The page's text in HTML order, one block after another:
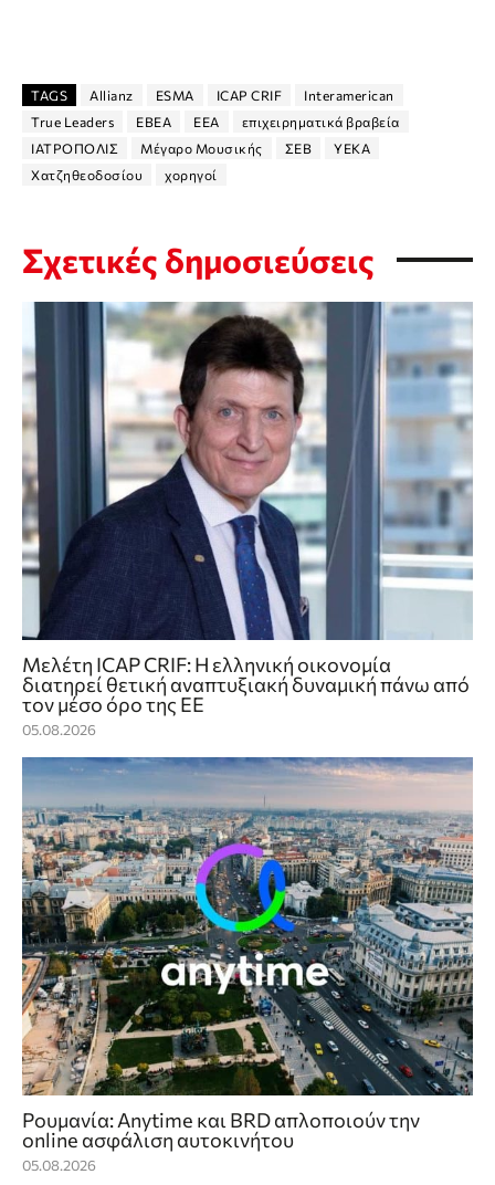
TAGS Allianz ESMA ICAP CRIF
Interamerican
True Leaders
ΕΒΕΑ ΕΕΑ
επιχειρηματικά βραβεία
ΙΑΤΡΟΠΟΛΙΣ
Μέγαρο Μουσικής ΣΕΒ
ΥΕΚΑ
Χατζηθεοδοσίου
χορηγοί
Σχετικές δημοσιεύσεις
Μελέτη ICAP CRIF: Η ελληνική οικονομία
διατηρεί θετική αναπτυξιακή δυναμική πάνω από
τον μέσο όρο της ΕΕ
05.08.2026
Ρουμανία: Anytime και BRD απλοποιούν την
online ασφάλιση αυτοκινήτου
05.08.2026